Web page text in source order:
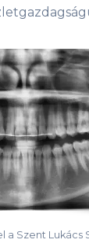
a Szent Lukács